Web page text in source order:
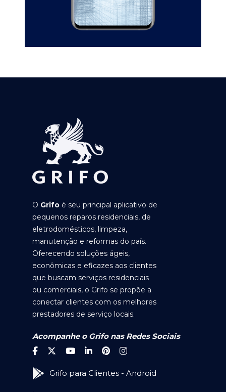
O Grifo é seu principal aplicativo de
pequenos reparos residenciais, de
eletrodomésticos, limpeza,
manutenção e reformas do país.
Oferecendo soluções ágeis,
econômicas e eficazes aos clientes
que buscam serviços residenciais
ou comerciais, o Grifo se propõe a
conectar clientes com os melhores
prestadores de serviço locais.
Acompanhe o Grifo nas Redes Sociais
Grifo para Clientes - Android